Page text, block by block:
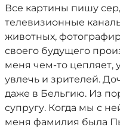
Все картины пишу
телевизионные
животных,
своего будущего
меня чем-то цепляет,
увлечь и зрителей.
даже в Бельгию. Из
супругу. Когда мы с
меня фамилия была